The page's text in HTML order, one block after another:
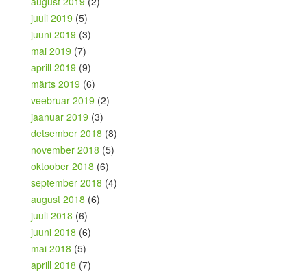
juuli 2019 (5)
juuni 2019 (3)
mai 2019 (7)
aprill 2019 (9)
märts 2019 (6)
veebruar 2019 (2)
jaanuar 2019 (3)
detsember 2018 (8)
november 2018 (5)
oktoober 2018 (6)
september 2018 (4)
august 2018 (6)
juuli 2018 (6)
juuni 2018 (6)
mai 2018 (5)
aprill 2018 (7)